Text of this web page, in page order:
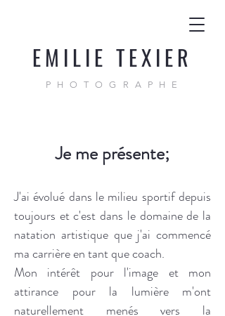
EMILIE TEXIER
PHOTOGRAPHE
Je me présente;
J'ai évolué dans le milieu sportif depuis
toujours et c'est dans le domaine de la
natation artistique que j'ai commencé
ma carrière en tant que coach.
Mon intérêt pour l'image et mon
attirance pour la lumière m'ont
naturellement menés vers la